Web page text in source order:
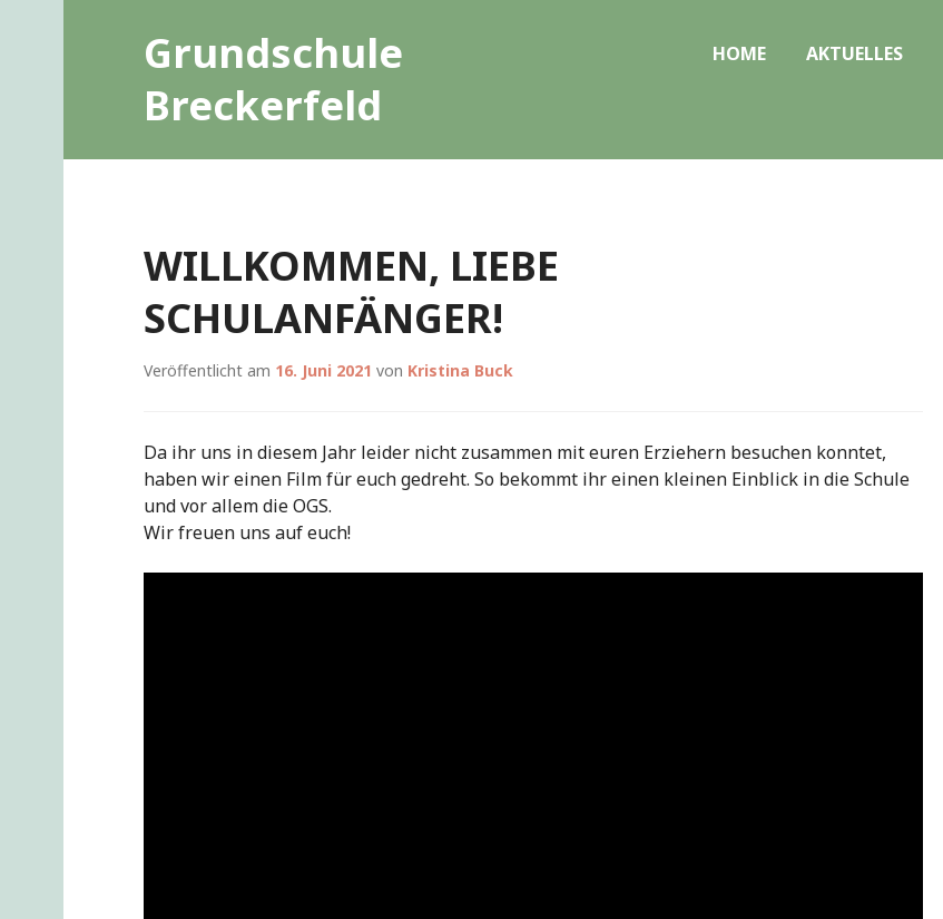
Grundschule
Breckerfeld
HOME AKTUELLES
WILLKOMMEN, LIEBE
SCHULANFÄNGER!
Veröffentlicht am 16. Juni 2021 von Kristina Buck
Da ihr uns in diesem Jahr leider nicht zusammen mit euren Erziehern besuchen konntet,
haben wir einen Film für euch gedreht. So bekommt ihr einen kleinen Einblick in die Schule
und vor allem die OGS.
Wir freuen uns auf euch!